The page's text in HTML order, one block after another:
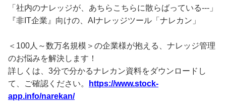
「社内のナレッジが、あちらこちらに散らばっている---」
『非IT企業』向けの、AIナレッジツール「ナレカン」
＜100人～数万名規模＞の企業様が抱える、ナレッジ管理
のお悩みを解決します！
詳しくは、3分で分かるナレカン資料をダウンロードし
て、ご確認ください。
https://www.stock-
app.info/narekan/